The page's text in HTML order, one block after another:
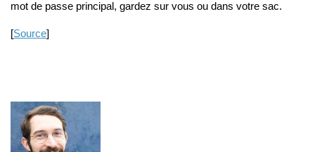
mot de passe principal, gardez sur vous ou dans votre sac.
[Source]